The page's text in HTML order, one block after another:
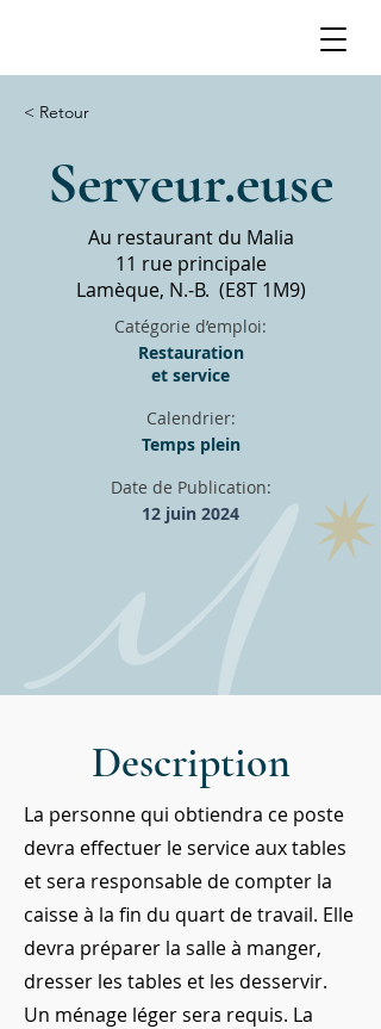
< Retour
Serveur.euse
Au restaurant du Malia
11 rue principale
Lamèque, N.-B. (E8T 1M9)
Catégorie d’emploi:
Restauration
et service
Calendrier:
Temps plein
Date de Publication:
12 juin 2024
Description
La personne qui obtiendra ce poste
devra effectuer le service aux tables
et sera responsable de compter la
caisse à la fin du quart de travail. Elle
devra préparer la salle à manger,
dresser les tables et les desservir.
Un ménage léger sera requis. La